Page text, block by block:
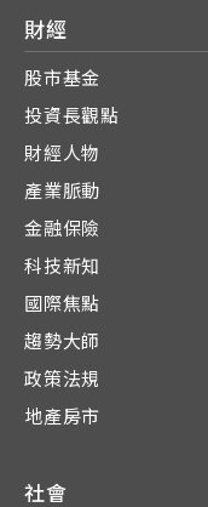
財經
股市基金
投資長觀點
財經人物
產業脈動
金融保險
科技新知
國際焦點
趨勢大師
政策法規
地產房市
社會